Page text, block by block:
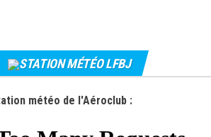
STATION MÉTÉO LFBJ
météo de l'Aéroclub :